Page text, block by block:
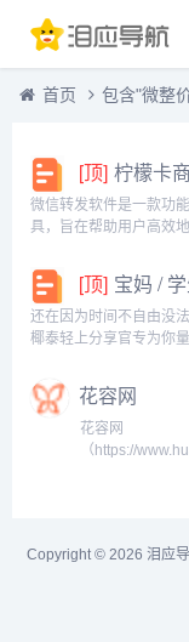
首页 包含"微整
[顶] 柠檬卡商城24h自动发卡平台虚拟商品激
微信转发软件是一款功
具，旨在帮助用户高效
能，包括一键转发、朋友
微信抢红包等。一键转
用户可以轻松地将消息、
他内容快速转发给多个...
[顶] 宝妈 / 学生党看过来！椰泰轻上分享官，时间自
还在因为时间不自由没法
椰泰轻上分享官专为你
是想赚生活费的学生党，
里找到适合自己的增收方
分享官，你可以自由安
娃间隙、下课碎片、睡...
花容网
花容网
（https://
合全国整形美容
Copyright © 2026 泪应